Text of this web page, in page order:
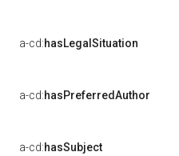
a-cd:hasLegalSituation
a-cd:hasPreferredAuthor
a-cd:hasSubject